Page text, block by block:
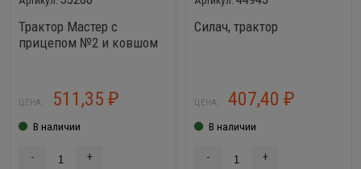
Трактор Мастер с
прицепом №2 и ковшом
ЦЕНА: 511,35 ₽
В наличии
- +
Силач, трактор
ЦЕНА: 407,40 ₽
В наличии
- +